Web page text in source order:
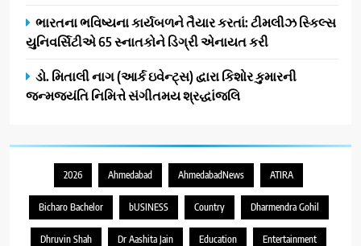
ભારતના ભવિષ્યના કાર્યબળને તૈયાર કરતાં: ટીમલીઝ સ્કિલ્સ
યુનિવર્સિટીએ 65 સ્નાતકોને ડિગ્રી એનાયત કરી
ડો. મિતાલી નાગ (આર્ક ઇવેન્ટ્સ) દ્વારા કિશોર કુમારની
જન્મજયંતિ નિમિત્તે સંગીતમય શ્રદ્ધાંજલિ
2026 Ahmedabad AhmedabadNews ATIRA
Bicharo Bachelor bUSINESS Country Dharmendra Gohil
Dhruvin Shah Dr Aashita Jain Education Entertainment